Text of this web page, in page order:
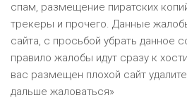
спам, размещение пиратских
трекеры и прочего. Данные
сайта, с просьбой убрать данное
правило жалобы идут сразу к
вас размещен плохой сайт
дальше жаловаться»